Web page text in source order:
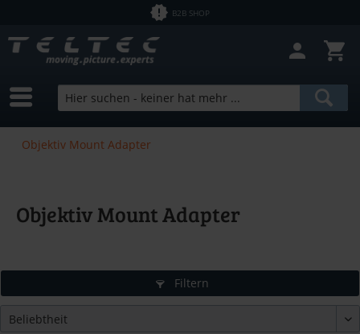
B2B SHOP
Objektiv Mount Adapter
Objektiv Mount Adapter
Filtern